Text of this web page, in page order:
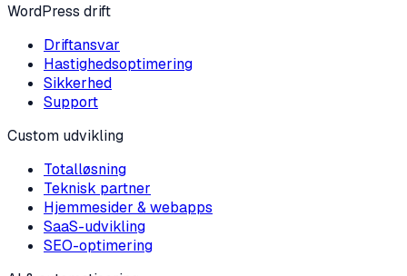
WordPress drift
Driftansvar
Hastighedsoptimering
Sikkerhed
Support
Custom udvikling
Totalløsning
Teknisk partner
Hjemmesider & webapps
SaaS-udvikling
SEO-optimering